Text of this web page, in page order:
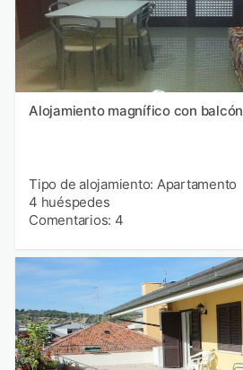
Alojamiento magnífico con balcón
Tipo de alojamiento: Apartamento
4 huéspedes
Comentarios: 4